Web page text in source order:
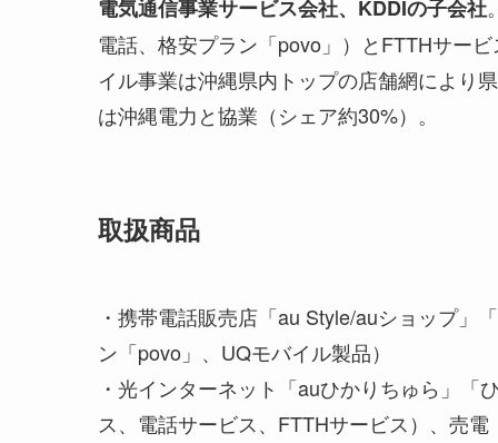
電気通信事業サービス会社、KDDIの子会社
電話、格安プラン「povo」）とFTTHサー
イル事業は沖縄県内トップの店舗網により
は沖縄電力と協業（シェア約30%）。
取扱商品
・携帯電話販売店「au Style/auショップ」
ン「povo」、UQモバイル製品）
・光インターネット「auひかりちゅら」
ス、電話サービス、FTTHサービス）、売電